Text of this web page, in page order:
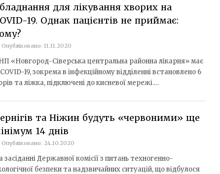
для лікування хворих на
19. Однак пацієнтів не приймає:
Опубліковано: 11.11.2020
«Новгород-Сіверська центральна районна лікарня» має
19, зокрема в інфекційному відділенні встановлено 6
та ліжка, підключені до кисневої мережі.…
та Ніжин будуть «червоними» ще
14 днів
Опубліковано: 24.10.2020
засіданні Державної комісії з питань техногенно-
безпеки та надзвичайних ситуацій, що відбулося